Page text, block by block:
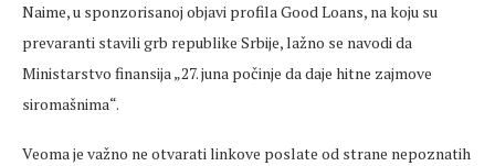
Naime, u sponzorisanoj objavi profila Good Loans, na koju su
prevaranti stavili grb republike Srbije, lažno se navodi da
Ministarstvo finansija „27. juna počinje da daje hitne zajmove
siromašnima“.
Veoma je važno ne otvarati linkove poslate od strane nepoznatih